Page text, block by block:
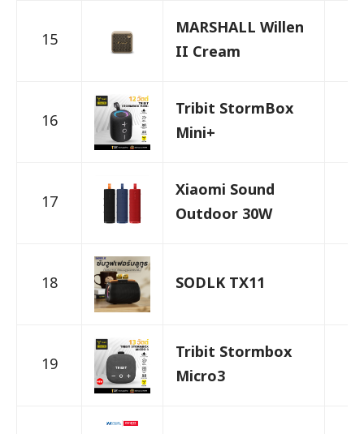
15
MARSHALL Willen
II Cream
16
Tribit StormBox
Mini+
17
Xiaomi Sound
Outdoor 30W
18 SODLK TX11
19
Tribit Stormbox
Micro3